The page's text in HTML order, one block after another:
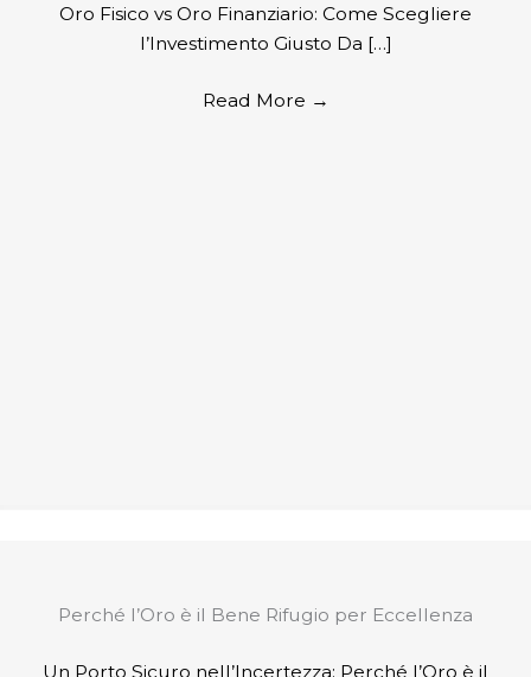
Oro Fisico vs Oro Finanziario: Come Scegliere
l’Investimento Giusto Da […]
Read More →
Perché l’Oro è il Bene Rifugio per Eccellenza
Un Porto Sicuro nell’Incertezza: Perché l’Oro è il